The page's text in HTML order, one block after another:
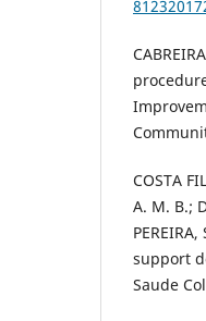
COSTA
A. M. B.;
support
Saude